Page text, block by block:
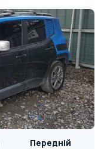
Передній